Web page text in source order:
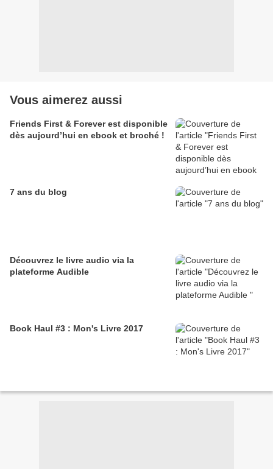
Vous aimerez aussi
Friends First & Forever est disponible
dès aujourd’hui en ebook et broché !
7 ans du blog
Découvrez le livre audio via la
plateforme Audible
Book Haul #3 : Mon's Livre 2017